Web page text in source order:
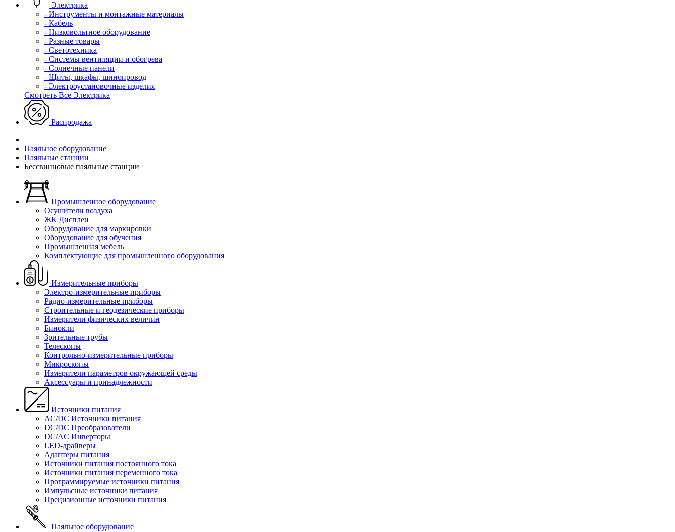
Электрика
- Инструменты и монтажные материалы
- Кабель
- Низковольтное оборудование
- Разные товары
- Светотехника
- Системы вентиляции и обогрева
- Солнечные панели
- Щиты, шкафы, шинопровод
- Электроустановочные изделия
Смотреть Все Электрика
Распродажа
Паяльное оборудование
Паяльные станции
Бессвинцовые паяльные станции
Промышленное оборудование
Осушители воздуха
ЖК Дисплеи
Оборудование для маркировки
Оборудование для обучения
Промышленная мебель
Комплектующие для промышленного оборудования
Измерительные приборы
Электро-измерительные приборы
Радио-измерительные приборы
Строительные и геодезические приборы
Измерители физических величин
Бинокли
Зрительные трубы
Телескопы
Контрольно-измерительные приборы
Микроскопы
Измерители параметров окружающей среды
Аксессуары и принадлежности
Источники питания
AC/DC Источники питания
DC/DC Преобразователи
DC/AC Инверторы
LED-драйверы
Адаптеры питания
Источники питания постоянного тока
Источники питания переменного тока
Программируемые источники питания
Импульсные источники питания
Прецизионные источники питания
Паяльное оборудование